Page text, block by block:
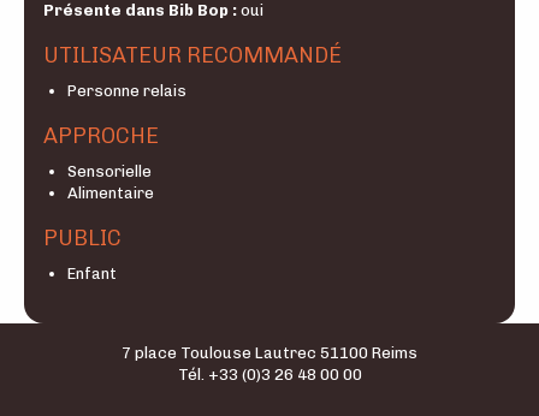
Présente dans Bib Bop : oui
UTILISATEUR RECOMMANDÉ
Personne relais
APPROCHE
Sensorielle
Alimentaire
PUBLIC
Enfant
7 place Toulouse Lautrec 51100 Reims
Tél. +33 (0)3 26 48 00 00